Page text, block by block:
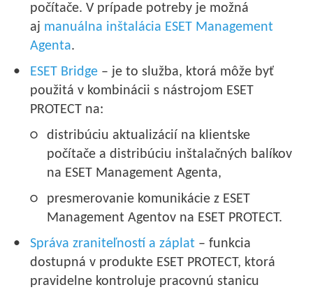
počítače. V prípade potreby je možná
aj manuálna inštalácia ESET Management
Agenta.
ESET Bridge – je to služba, ktorá môže byť
použitá v kombinácii s nástrojom ESET
PROTECT na:
distribúciu aktualizácií na klientske
počítače a distribúciu inštalačných balíkov
na ESET Management Agenta,
presmerovanie komunikácie z ESET
Management Agentov na ESET PROTECT.
Správa zraniteľností a záplat – funkcia
dostupná v produkte ESET PROTECT, ktorá
pravidelne kontroluje pracovnú stanicu